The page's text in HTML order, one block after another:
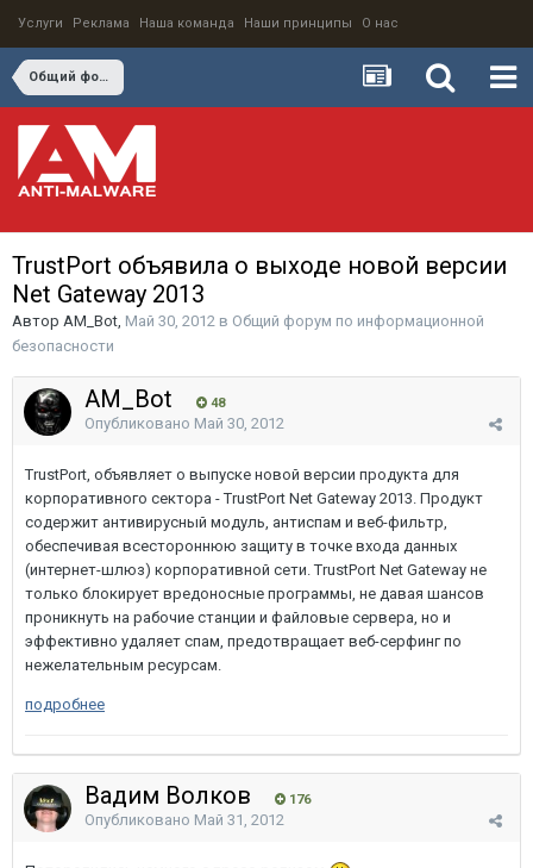
Услуги Реклама Наша команда Наши принципы О нас
Общий форум по информационной безопасности
TrustPort объявила о выходе новой версии
Net Gateway 2013
Автор AM_Bot, Май 30, 2012 в Общий форум по информационной
безопасности
AM_Bot 48
Опубликовано Май 30, 2012
TrustPort, объявляет о выпуске новой версии продукта для
корпоративного сектора - TrustPort Net Gateway 2013. Продукт
содержит антивирусный модуль, антиспам и веб-фильтр,
обеспечивая всестороннюю защиту в точке входа данных
(интернет-шлюз) корпоративной сети. TrustPort Net Gateway не
только блокирует вредоносные программы, не давая шансов
проникнуть на рабочие станции и файловые сервера, но и
эффективно удаляет спам, предотвращает веб-серфинг по
нежелательным ресурсам.
подробнее
Вадим Волков 176
Опубликовано Май 31, 2012